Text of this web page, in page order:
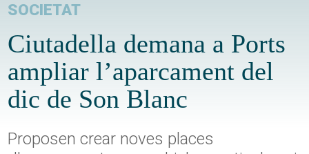
SOCIETAT
Ciutadella demana a Ports
ampliar l’aparcament del
dic de Son Blanc
Proposen crear noves places